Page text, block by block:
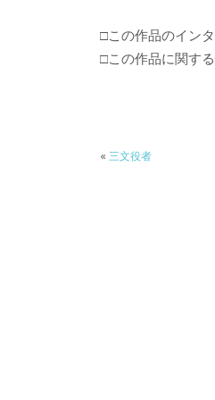
□この作品のイン
□この作品に関す
« 三文役者